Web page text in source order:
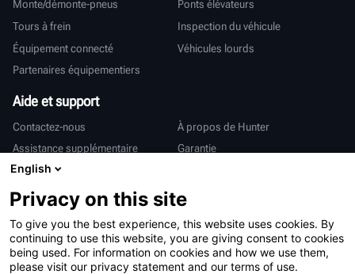
Monte/démonte-pneus
Ponts élévateurs
Tours à frein
Inspection du véhicule
Équipement connecté
Véhicules lourds
Partenaires équipementiers
Aide et support
Contactez-nous
À propos de Hunter
Assistance supplémentaire
Garantie
International
Ventes et services
Deutsch
亨特中国
English
Privacy on this site
To give you the best experience, this website uses cookies. By
continuing to use this website, you are giving consent to cookies
being used. For information on cookies and how we use them,
please visit our privacy statement and our terms of use.